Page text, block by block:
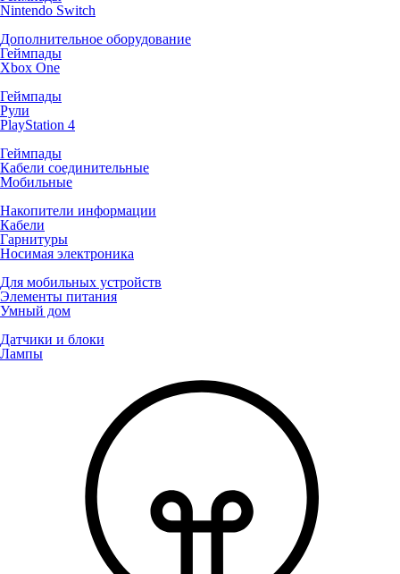
Nintendo Switch
Дополнительное оборудование
Геймпады
Xbox One
Геймпады
Рули
PlayStation 4
Геймпады
Кабели соединительные
Мобильные
Накопители информации
Кабели
Гарнитуры
Носимая электроника
Для мобильных устройств
Элементы питания
Умный дом
Датчики и блоки
Лампы